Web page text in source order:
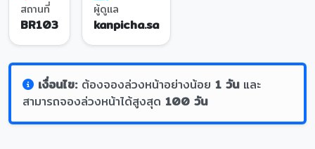
สถานที่
BR103
ผู้ดูแล
kanpicha.sa
เงื่อนไข:ต้องจองล่วงหน้าอย่างน้อย 1 วันและ
สามารถจองล่วงหน้าได้สูงสุด 100 วัน